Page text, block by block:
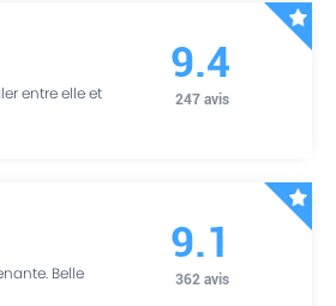
entre elle et
9.4
247 avis
Belle
9.1
362 avis